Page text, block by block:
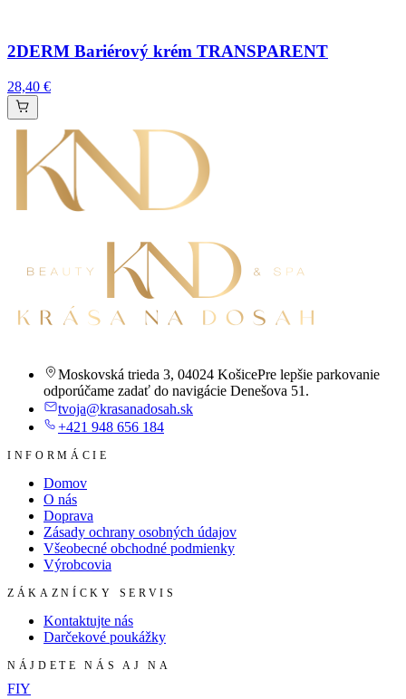
2DERM Bariérový krém TRANSPARENT
28,40 €
Moskovská trieda 3, 04024 KošicePre lepšie parkovanie
odporúčame zadať do navigácie Denešova 51.
tvoja@krasanadosah.sk
+421 948 656 184
INFORMÁCIE
Domov
O nás
Doprava
Zásady ochrany osobných údajov
Všeobecné obchodné podmienky
Výrobcovia
ZÁKAZNÍCKY SERVIS
Kontaktujte nás
Darčekové poukážky
NÁJDETE NÁS AJ NA
FIY